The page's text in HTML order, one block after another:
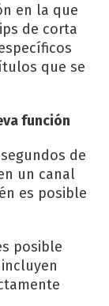
en la que
de corta
que se
función
de
un canal
es posible
posible